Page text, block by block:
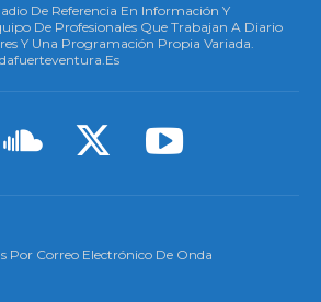
De Referencia En Información Y
De Profesionales Que Trabajan A Diario
Y Una Programación Propia Variada.
Por Correo Electrónico De Onda